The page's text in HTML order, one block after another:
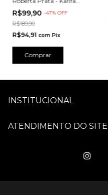
Shoes 23 - Z22491PR
R$99,90 -47%OFF
R$189,90
R$94,91 com Pix
Comprar
INSTITUCIONAL
ATENDIMENTO DO SITE